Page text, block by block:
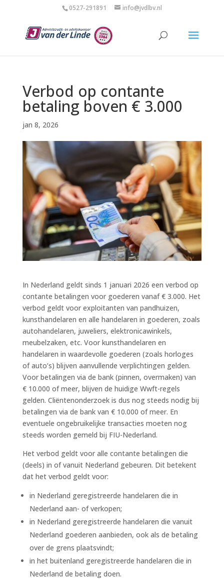
0527-291891 info@jvdlbv.nl
Verbod op contante
betaling boven € 3.000
jan 8, 2026
In Nederland geldt sinds 1 januari 2026 een verbod op
contante betalingen voor goederen vanaf € 3.000. Het
verbod geldt voor exploitanten van pandhuizen,
kunsthandelaren en alle handelaren in goederen, zoals
autohandelaren, juweliers, elektronicawinkels,
meubelzaken, etc. Voor kunsthandelaren en
handelaren in waardevolle goederen (zoals horloges
of auto’s) blijven aanvullende verplichtingen gelden.
Voor betalingen via de bank (pinnen, overmaken) van
€ 10.000 of meer, blijven de huidige Wwft-regels
gelden. Cliëntenonderzoek is dus nog steeds nodig bij
betalingen via de bank van € 10.000 of meer. En
eventuele ongebruikelijke transacties moeten nog
steeds worden gemeld bij FIU-Nederland.
Het verbod geldt voor alle contante betalingen die
(deels) in of vanuit Nederland gebeuren. Dit betekent
dat het verbod geldt voor:
in Nederland geregistreerde handelaren die in
Nederland aan- of verkopen;
in Nederland geregistreerde handelaren die vanuit
Nederland goederen aanbieden, ook als de betaling
over de grens plaatsvindt;
in het buitenland geregistreerde handelaren die in
Nederland de betaling doen.